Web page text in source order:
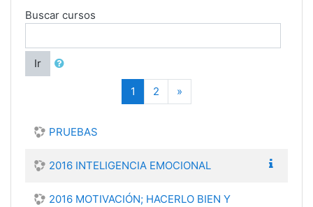
Buscar cursos
Ir
1 (current)
2 »
PRUEBAS
2016 INTELIGENCIA EMOCIONAL
2016 MOTIVACIÓN; HACERLO BIEN Y